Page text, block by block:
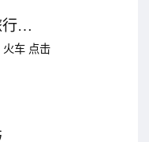
比
火车 点击